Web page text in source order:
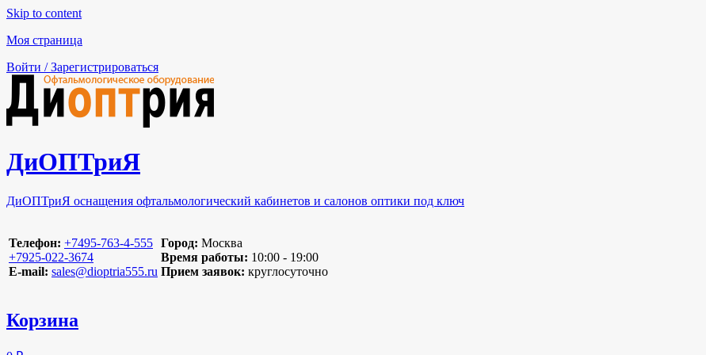
Skip to content
Моя страница
Войти / Зарегистрироваться
ДиОПТриЯ
ДиОПТриЯ оснащения офтальмологический кабинетов и салонов оптики под ключ
Телефон: ‪+7495-763-4-555‬
‪+7925-022-3674‬
E-mail: sales@dioptria555.ru
Город: Москва
Время работы: 10:00 - 19:00
Прием заявок: круглосуточно
Корзина